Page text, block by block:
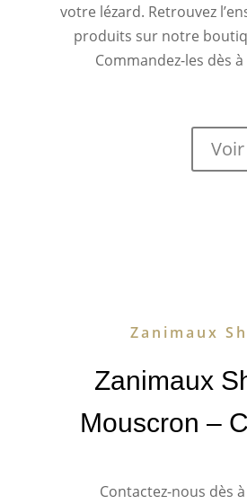
votre lézard. Retrouvez
produits sur notre
Commandez-les dès
Zanimaux
Zanimaux
Mouscron –
Contactez-nous dès